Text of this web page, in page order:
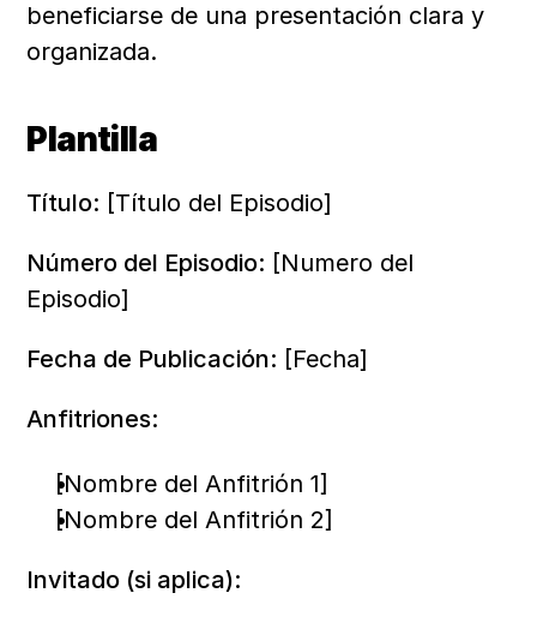
beneficiarse de una presentación clara y
organizada.
Plantilla
Título: [Título del Episodio]
Número del Episodio: [Numero del
Episodio]
Fecha de Publicación: [Fecha]
Anfitriones:
[Nombre del Anfitrión 1]
[Nombre del Anfitrión 2]
Invitado (si aplica):